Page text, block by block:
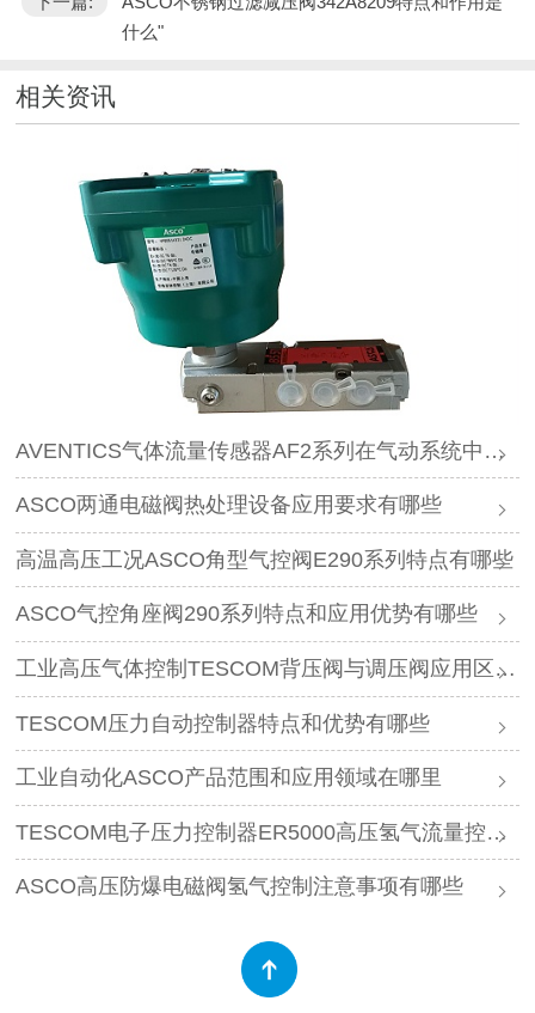
什么"
相关资讯
AVENTICS气体流量传感器AF2系列在气动系统中作用是什么
ASCO两通电磁阀热处理设备应用要求有哪些
高温高压工况ASCO角型气控阀E290系列特点有哪些
ASCO气控角座阀290系列特点和应用优势有哪些
工业高压气体控制TESCOM背压阀与调压阀应用区别是什么
TESCOM压力自动控制器特点和优势有哪些
工业自动化ASCO产品范围和应用领域在哪里
TESCOM电子压力控制器ER5000高压氢气流量控制特点
ASCO高压防爆电磁阀氢气控制注意事项有哪些